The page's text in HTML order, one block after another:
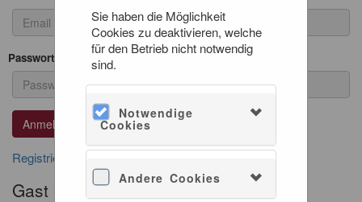
Sie haben die Möglichkeit
Cookies zu deaktivieren, welche
für den Betrieb nicht notwendig
sind.
Notwendige
Cookies
Andere Cookies
Passwort
Registrieren, wenn Sie kein Konto besitzen
Gast Login